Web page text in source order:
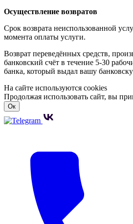
Осуществление возвратов
Срок возврата неиспользованной
момента оплаты услуги.
Возврат переведённых средств,
банковский счёт в течение 5-30
банка, который выдал вашу
На сайте используются cookies
Продолжая использовать сайт, вы
Ок